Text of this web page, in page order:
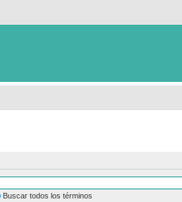
Buscar todos los términos